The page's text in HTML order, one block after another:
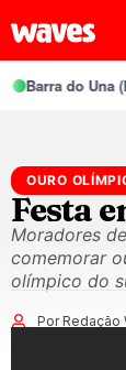
Barra do Una
OURO
Festa
Moradores
comemorar
olímpico do
Por Redação